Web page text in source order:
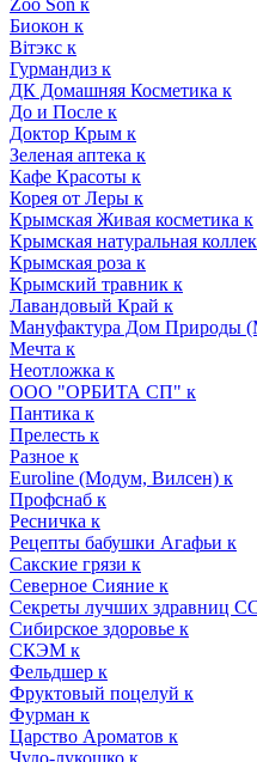
Zoo Son к
Биокон к
Вiтэкс к
Гурмандиз к
ДК Домашняя Косметика к
До и После к
Доктор Крым к
Зеленая аптека к
Кафе Красоты к
Корея от Леры к
Крымская Живая косметика к
Крымская натуральная
Крымская роза к
Крымский травник к
Лавандовый Край к
Мануфактура Дом Природы
Мечта к
Неотложка к
ООО "ОРБИТА СП" к
Пантика к
Прелесть к
Разное к
Euroline (Модум, Вилсен) к
Профснаб к
Ресничка к
Рецепты бабушки Агафьи к
Сакские грязи к
Северное Сияние к
Секреты лучших здравниц
Сибирское здоровье к
СКЭМ к
Фельдшер к
Фруктовый поцелуй к
Фурман к
Царство Ароматов к
Чудо-лукошко к